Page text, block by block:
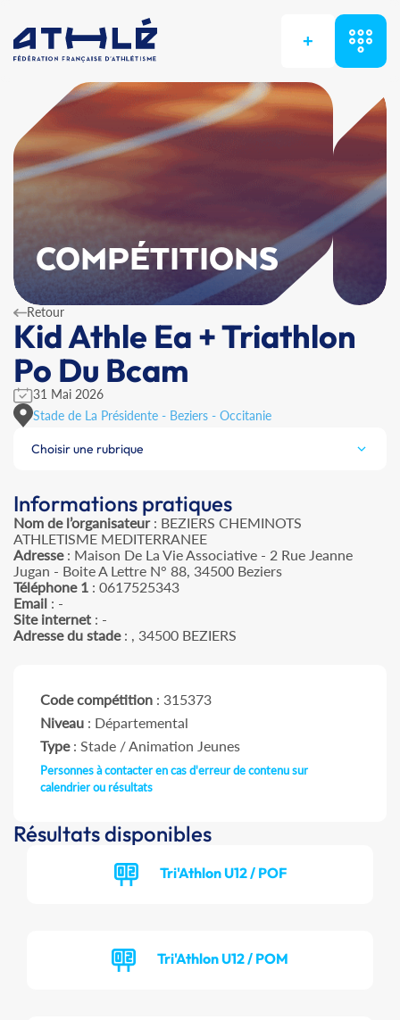
+
COMPÉTITIONS
Retour
Kid Athle Ea + Triathlon
Po Du Bcam
31 Mai 2026
Stade de La Présidente - Beziers - Occitanie
Choisir une rubrique
Informations pratiques
Nom de l’organisateur: BEZIERS CHEMINOTS
ATHLETISME MEDITERRANEE
Adresse: Maison De La Vie Associative - 2 Rue Jeanne
Jugan - Boite A Lettre N° 88, 34500 Beziers
Téléphone 1 : 0617525343
Email : -
Site internet : -
Adresse du stade: , 34500 BEZIERS
Code compétition : 315373
Niveau : Départemental
Type: Stade / Animation Jeunes
Personnes à contacter en cas d'erreur de contenu sur
calendrier ou résultats
Résultats disponibles
Tri'Athlon U12 / POF
Tri'Athlon U12 / POM